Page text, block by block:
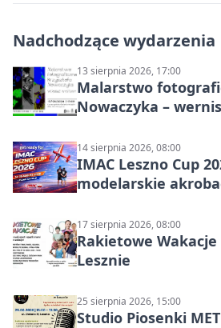
Nadchodzące wydarzenia
13 sierpnia 2026, 17:00
Malarstwo
Nowaczyka –
14 sierpnia 2026, 08:00
IMAC Leszno Cup
modelarskie
17 sierpnia 2026, 08:00
Rakietowe
Lesznie
25 sierpnia 2026, 15:00
Studio Piosenki